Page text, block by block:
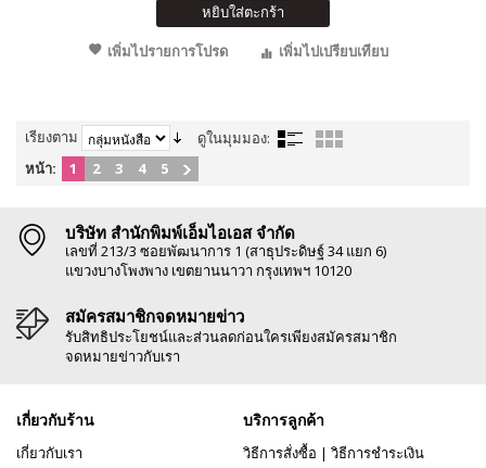
หยิบใส่ตะกร้า
เพิ่มไปรายการโปรด
เพิ่มไปเปรียบเทียบ
เรียงตาม
ดูในมุมมอง:
หน้า:
1 2 3 4 5
บริษัท สำนักพิมพ์เอ็มไอเอส จำกัด
เลขที่ 213/3 ซอยพัฒนาการ 1 (สาธุประดิษฐ์ 34 แยก 6)
แขวงบางโพงพาง เขตยานนาวา กรุงเทพฯ 10120
สมัครสมาชิกจดหมายข่าว
รับสิทธิประโยชน์และส่วนลดก่อนใครเพียงสมัครสมาชิก
จดหมายข่าวกับเรา
เกี่ยวกับร้าน
เกี่ยวกับเรา
บริการลูกค้า
วิธีการสั่งซื้อ | วิธีการชำระเงิน